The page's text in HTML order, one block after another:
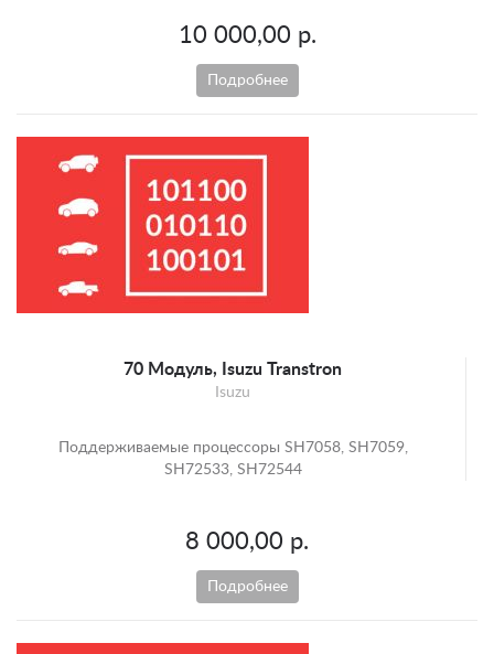
10 000,00 р.
Подробнее
70 Модуль, Isuzu Transtron
Isuzu
Поддерживаемые процессоры SH7058, SH7059,
SH72533, SH72544
8 000,00 р.
Подробнее